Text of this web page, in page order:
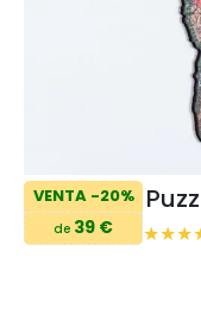
VENTA -20%
de 39 €